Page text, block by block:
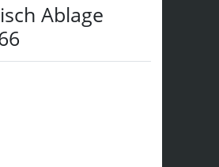
Ablage